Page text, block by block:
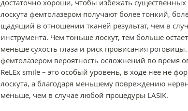
достаточно хороши, чтобы избежать
лоскута фемтолазером получают более тонкий,
щадящий в отношении тканей результат, чем в
инструмента. Чем тоньше лоскут, тем больше
меньше сухость глаза и риск провисания
фемтолазером вероятность осложнений во время
ReLEx smile – это особый уровень, в ходе нее не
лоскута, а благодаря меньшему повреждению
меньше, чем в случае любой процедуры LASIK.